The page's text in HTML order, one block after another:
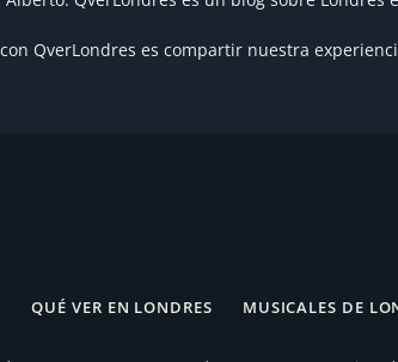
QverLondres es compartir nuestra
QUÉ VER EN LONDRES MUSICALES DE